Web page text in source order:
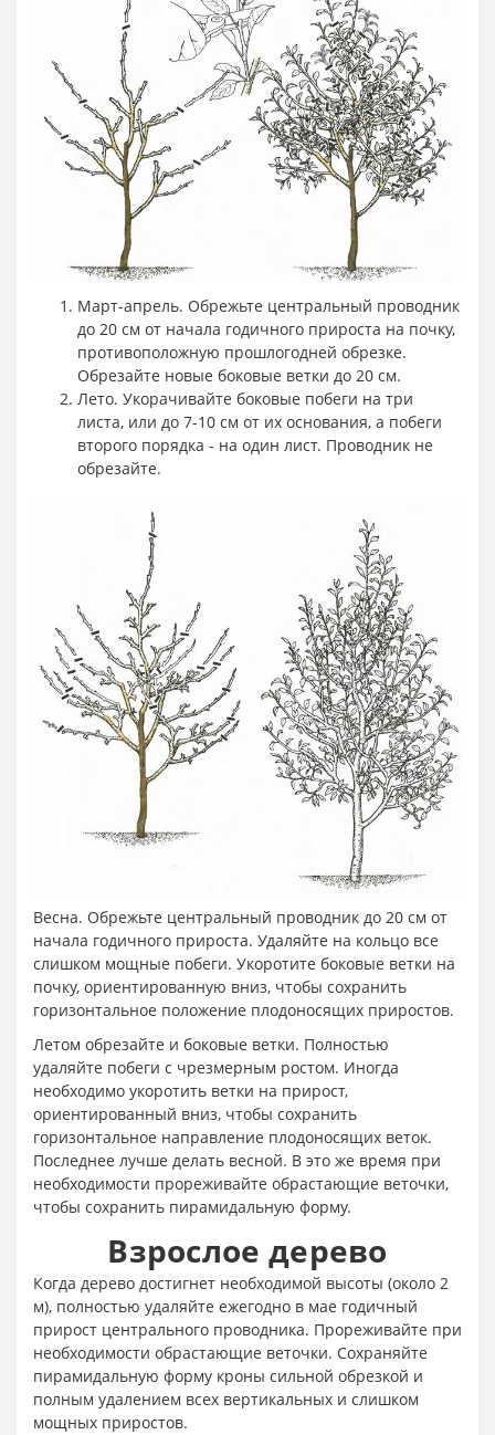
Март-апрель. Обрежьте центральный проводник
до 20 см от начала годичного прироста на почку,
противоположную прошлогодней обрезке.
Обрезайте новые боковые ветки до 20 см.
Лето. Укорачивайте боковые побеги на три
листа, или до 7-10 см от их основания, а побеги
второго порядка - на один лист. Проводник не
обрезайте.
Весна. Обрежьте центральный проводник до 20 см от
начала годичного прироста. Удаляйте на кольцо все
слишком мощные побеги. Укоротите боковые ветки на
почку, ориентированную вниз, чтобы сохранить
горизонтальное положение плодоносящих приростов.
Летом обрезайте и боковые ветки. Полностью
удаляйте побеги с чрезмерным ростом. Иногда
необходимо укоротить ветки на прирост,
ориентированный вниз, чтобы сохранить
горизонтальное направление плодоносящих веток.
Последнее лучше делать весной. В это же время при
необходимости прореживайте обрастающие веточки,
чтобы сохранить пирамидальную форму.
Взрослое дерево
Когда дерево достигнет необходимой высоты (около 2
м), полностью удаляйте ежегодно в мае годичный
прирост центрального проводника. Прореживайте при
необходимости обрастающие веточки. Сохраняйте
пирамидальную форму кроны сильной обрезкой и
полным удалением всех вертикальных и слишком
мощных приростов.